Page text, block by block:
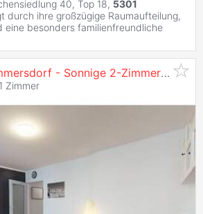
40, Top 18, 5301
durch ihre großzügige Raumaufteilung,
eine besonders familienfreundliche
Direkt neben Stammersdorf - Sonnige 2-Zimmerwohnung mit Privat-Zugang & Loggia
1 Zimmer